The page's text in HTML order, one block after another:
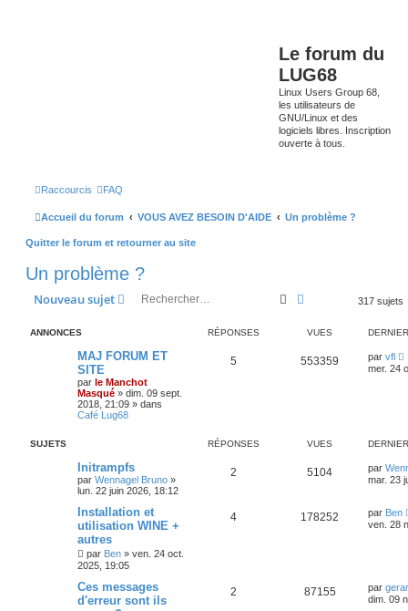
Le forum du
LUG68
Linux Users Group 68,
les utilisateurs de
GNU/Linux et des
logiciels libres. Inscription
ouverte à tous.
Raccourcis FAQ
Accueil du forum VOUS AVEZ BESOIN D'AIDE Un problème ?
Quitter le forum et retourner au site
Un problème ?
Nouveau sujet Rechercher
Recherche317 sujets
ANNONCES RÉPONSES VUES
MAJ FORUM ET
SITE
par le Manchot
Masqué » dim. 09 sept.
2018, 21:09 » dans
Café Lug68
5 553359 par vfl
mer. 24
SUJETS RÉPONSES VUES
Initrampfs
par Wennagel Bruno »
lun. 22 juin 2026, 18:12
2 5104 par
mar. 23
Installation et
utilisation WINE +
autres
par Ben » ven. 24 oct.
2025, 19:05
4 178252 par Ben
ven. 28
Ces messages
d'erreur sont ils
2 87155 par
dim. 09